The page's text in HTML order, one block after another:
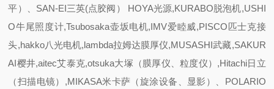
平）、SAN-EI三英(点胶阀） HOYA光源,KURABO脱泡机,USHI
O牛尾照度计,Tsubosaka壶坂电机,IMV爱睦威,PISCO匹士克接
头,hakko八光电机,lambda拉姆达膜厚仪,MUSASHI武藏,SAKUR
AI樱井,aitec艾泰克,otsuka大塚（膜厚仪、粒度仪）,Hitachi日立
（扫描电镜）,MIKASA米卡萨（旋涂设备、显影）、POLARIO